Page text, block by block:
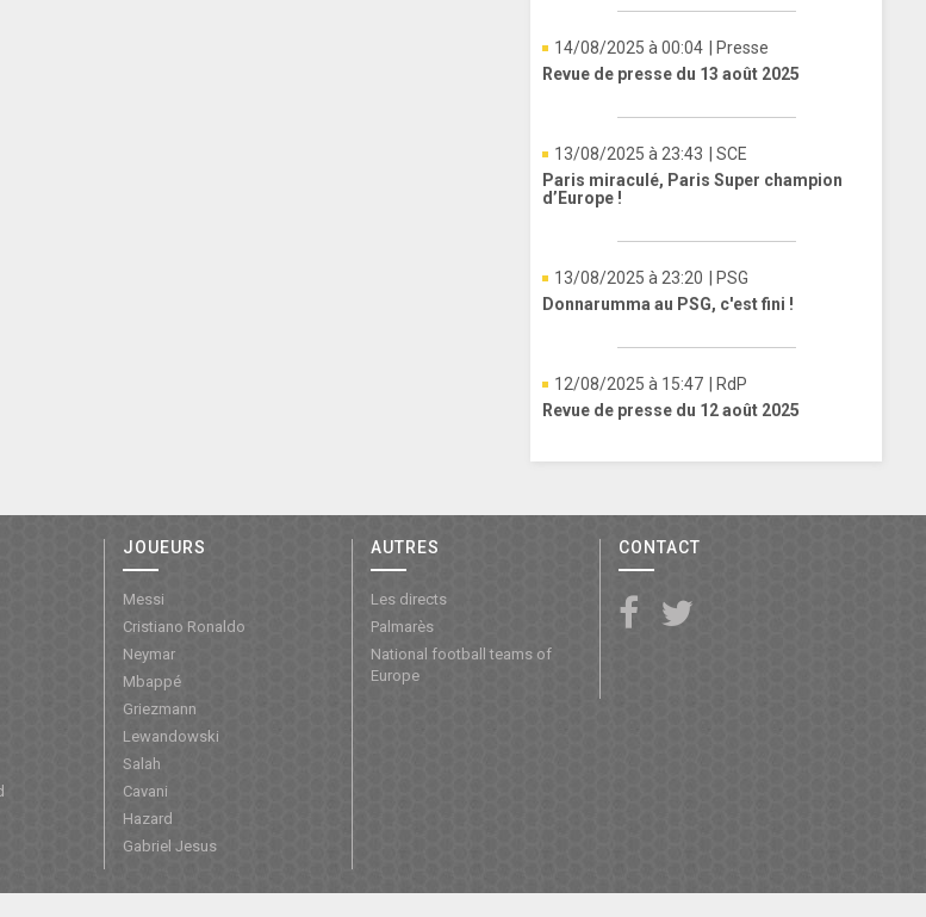
14/08/2025 à 00:04
| Presse
Revue de presse du 13 août 2025
13/08/2025 à 23:43
| SCE
Paris miraculé, Paris Super champion
d’Europe !
13/08/2025 à 23:20
| PSG
Donnarumma au PSG, c'est fini !
12/08/2025 à 15:47
| RdP
Revue de presse du 12 août 2025
JOUEURS
Messi
Cristiano Ronaldo
Neymar
Mbappé
Griezmann
Lewandowski
Salah
Cavani
Hazard
Gabriel Jesus
AUTRES
Les directs
Palmarès
National football teams of
Europe
CONTACT